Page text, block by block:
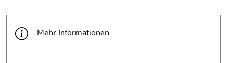
Mehr Informationen